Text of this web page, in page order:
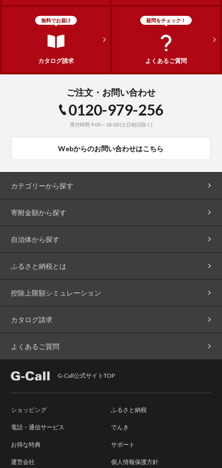
無料でお届け
カタログ請求
疑問をチェック！
よくあるご質問
ご注文・お問い合わせ
0120-979-256
受付時間 9:00～18:00(土日祝日除く)
Webからのお問い合わせはこちら
カテゴリーから探す
寄附金額から探す
自治体から探す
ふるさと納税とは
控除上限額シミュレーション
カタログ請求
よくあるご質問
G-Call公式サイトTOP
ショッピング ふるさと納税
電話・通信サービス でんき
お得な特典 サポート
運営会社 個人情報保護方針